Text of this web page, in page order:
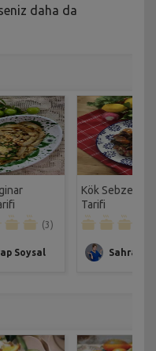
daha da
(3)
Soysal
Kök Sebze
Tarifi
Sahrap